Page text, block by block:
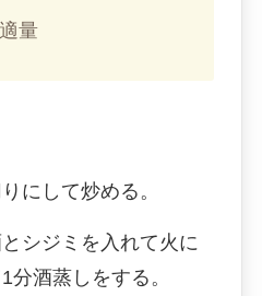
量
にして炒める。
シジミを入れて火に
分酒蒸しをする。